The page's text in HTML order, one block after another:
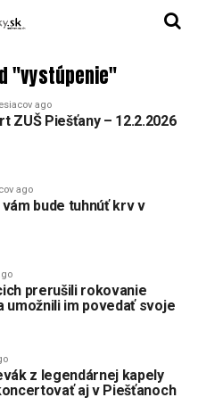
"vystúpenie"
ago
ZUŠ Piešťany – 12.2.2026
ago
bude tuhnúť krv v
prerušili rokovanie
umožnili im povedať svoje
z legendárnej kapely
aj v Piešťanoch